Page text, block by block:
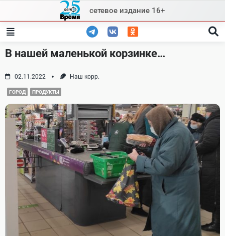
content
сетевое издание 16+
В нашей маленькой корзинке…
02.11.2022 Наш корр.
ГОРОД ПРОДУКТЫ